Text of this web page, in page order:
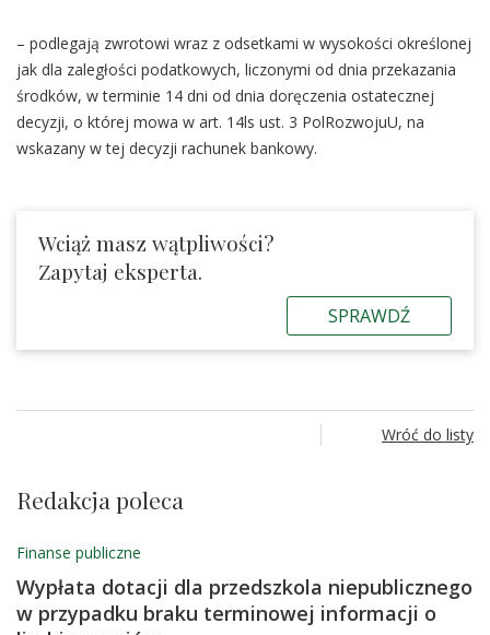
– podlegają zwrotowi wraz z odsetkami w wysokości określonej
jak dla zaległości podatkowych, liczonymi od dnia przekazania
środków, w terminie 14 dni od dnia doręczenia ostatecznej
decyzji, o której mowa w art. 14ls ust. 3 PolRozwojuU, na
wskazany w tej decyzji rachunek bankowy.
Wciąż masz wątpliwości?
Zapytaj eksperta.
SPRAWDŹ
Wróć do listy
Redakcja poleca
Finanse publiczne
Wypłata dotacji dla przedszkola niepublicznego
w przypadku braku terminowej informacji o